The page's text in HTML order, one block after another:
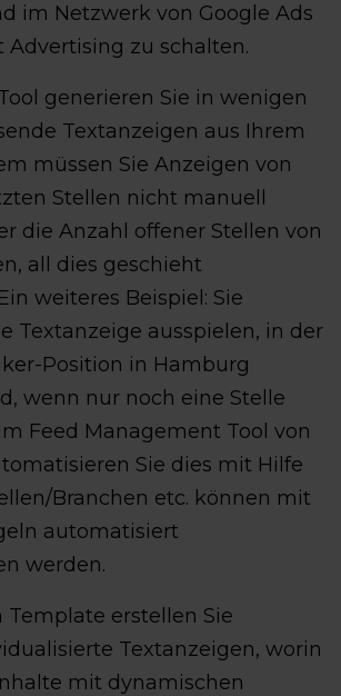
im Netzwerk von Google Ads
Advertising zu schalten.
generieren Sie in wenigen
Textanzeigen aus Ihrem
müssen Sie Anzeigen von
Stellen nicht manuell
die Anzahl offener Stellen von
all dies geschieht
weiteres Beispiel: Sie
Textanzeige ausspielen, in der
Position in Hamburg
wenn nur noch eine Stelle
Feed Management Tool von
Sie dies mit Hilfe
Branchen etc. können mit
automatisiert
werden.
erstellen Sie
Textanzeigen, worin
mit dynamischen